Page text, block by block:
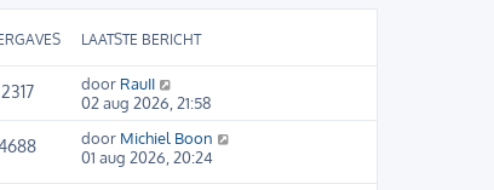
LAATSTE BERICHT
2317 door RauII
02 aug 2026, 21:58
door Michiel Boon
01 aug 2026, 20:24